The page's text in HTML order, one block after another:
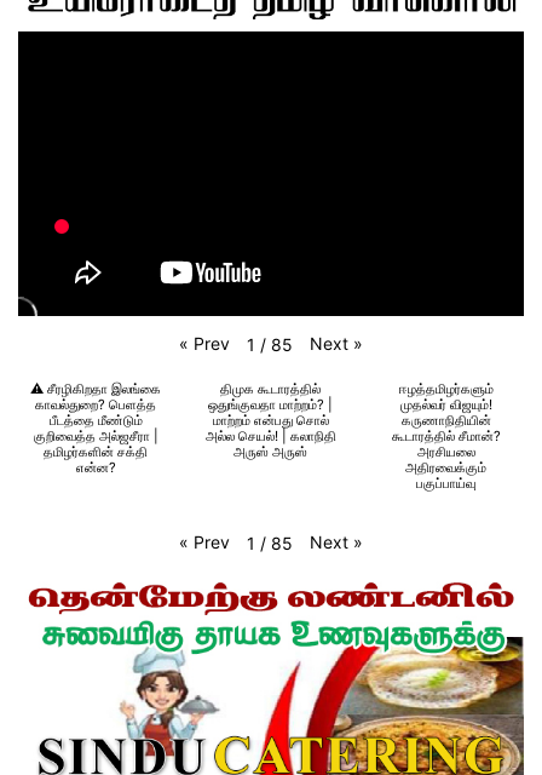
« Prev 1 / 85 Next »
⚠️ சீரழிகிறதா இலங்கை
காவல்துறை? பெளத்த
பீடத்தை மீண்டும்
குறிவைத்த அல்ஜசீரா |
தமிழர்களின் சக்தி
என்ன?
திமுக கூடாரத்தில்
ஒதுங்குவதா மாற்றம்? |
மாற்றம் என்பது சொல்
அல்ல செயல்! | கலாநிதி
அருஸ் அருஸ்
ஈழத்தமிழர்களும்
முதல்வர் விஜயும்!
கருணாநிதியின்
கூடாரத்தில் சீமான்?
அரசியலை
அதிரவைக்கும்
பகுப்பாய்வு
« Prev 1 / 85 Next »